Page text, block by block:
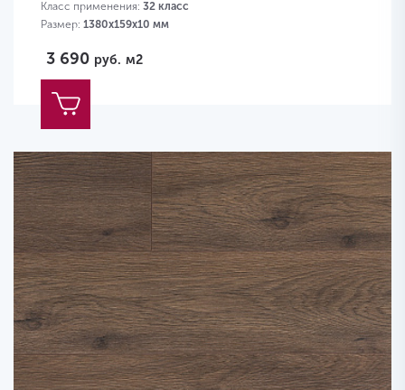
Класс применения: 32 класс
Размер: 1380х159х10 мм
3 690 руб. м2